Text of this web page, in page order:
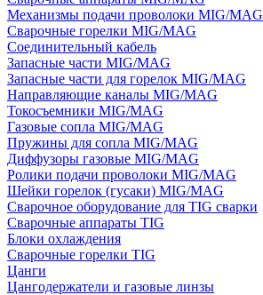
Механизмы подачи проволоки MIG/MAG
Сварочные горелки MIG/MAG
Соединительный кабель
Запасные части MIG/MAG
Запасные части для горелок MIG/MAG
Направляющие каналы MIG/MAG
Токосъемники MIG/MAG
Газовые сопла MIG/MAG
Пружины для сопла MIG/MAG
Диффузоры газовые MIG/MAG
Ролики подачи проволоки MIG/MAG
Шейки горелок (гусаки) MIG/MAG
Сварочное оборудование для TIG сварки
Сварочные аппараты TIG
Блоки охлаждения
Сварочные горелки TIG
Цанги
Цангодержатели и газовые линзы